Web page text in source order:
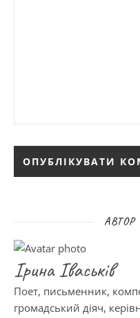
АВТОР
Ірина Іваськів
Поет, письменник,
громадський діяч,